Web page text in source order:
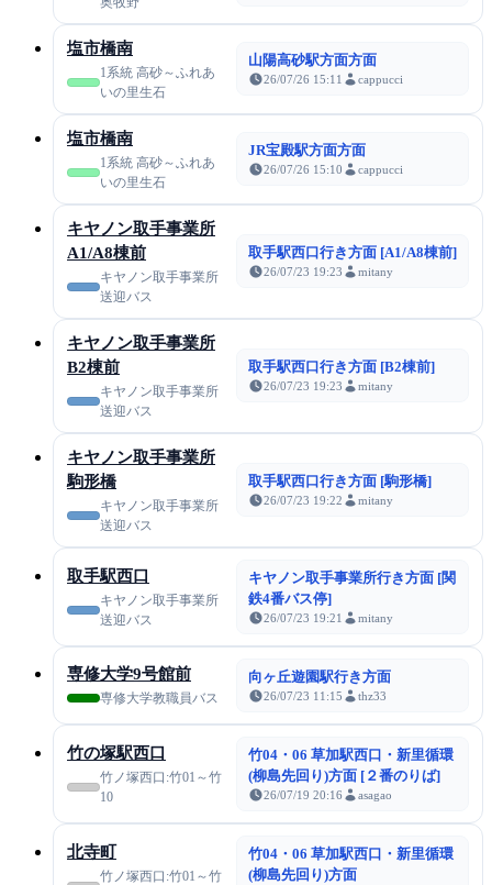
塩市橋南
1系統 高砂～ふれあ
いの里生石
山陽高砂駅方面方面
26/07/26 15:11 cappucci
塩市橋南
1系統 高砂～ふれあ
いの里生石
JR宝殿駅方面方面
26/07/26 15:10 cappucci
キヤノン取手事業所
A1/A8棟前
キヤノン取手事業所
送迎バス
取手駅西口行き方面 [A1/A8棟前]
26/07/23 19:23 mitany
キヤノン取手事業所
B2棟前
キヤノン取手事業所
送迎バス
取手駅西口行き方面 [B2棟前]
26/07/23 19:23 mitany
キヤノン取手事業所
駒形橋
キヤノン取手事業所
送迎バス
取手駅西口行き方面 [駒形橋]
26/07/23 19:22 mitany
取手駅西口
キヤノン取手事業所
送迎バス
キヤノン取手事業所行き方面 [関
鉄4番バス停]
26/07/23 19:21 mitany
専修大学9号館前
専修大学教職員バス
向ヶ丘遊園駅行き方面
26/07/23 11:15 thz33
竹の塚駅西口
竹ノ塚西口:竹01～竹
10
竹04・06 草加駅西口・新里循環
(柳島先回り)方面 [２番のりば]
26/07/19 20:16 asagao
北寺町
竹ノ塚西口:竹01～竹
竹04・06 草加駅西口・新里循環
(柳島先回り)方面